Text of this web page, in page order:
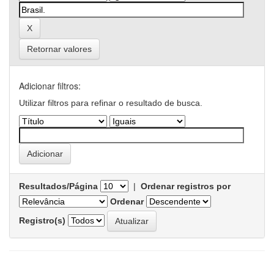
Retornar valores
Adicionar filtros:
Utilizar filtros para refinar o resultado de busca.
Resultados/Página | Ordenar registros por
Ordenar
Registro(s)